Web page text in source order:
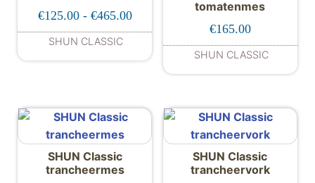
€125.00 - €465.00Prijsklasse: €125.00 tot €465.00
SHUN CLASSIC
Dit product heeft meerdere variaties.
tomatenmes
€165.00
SHUN CLASSIC
SHUN Classic
trancheermes
SHUN Classic
trancheervork